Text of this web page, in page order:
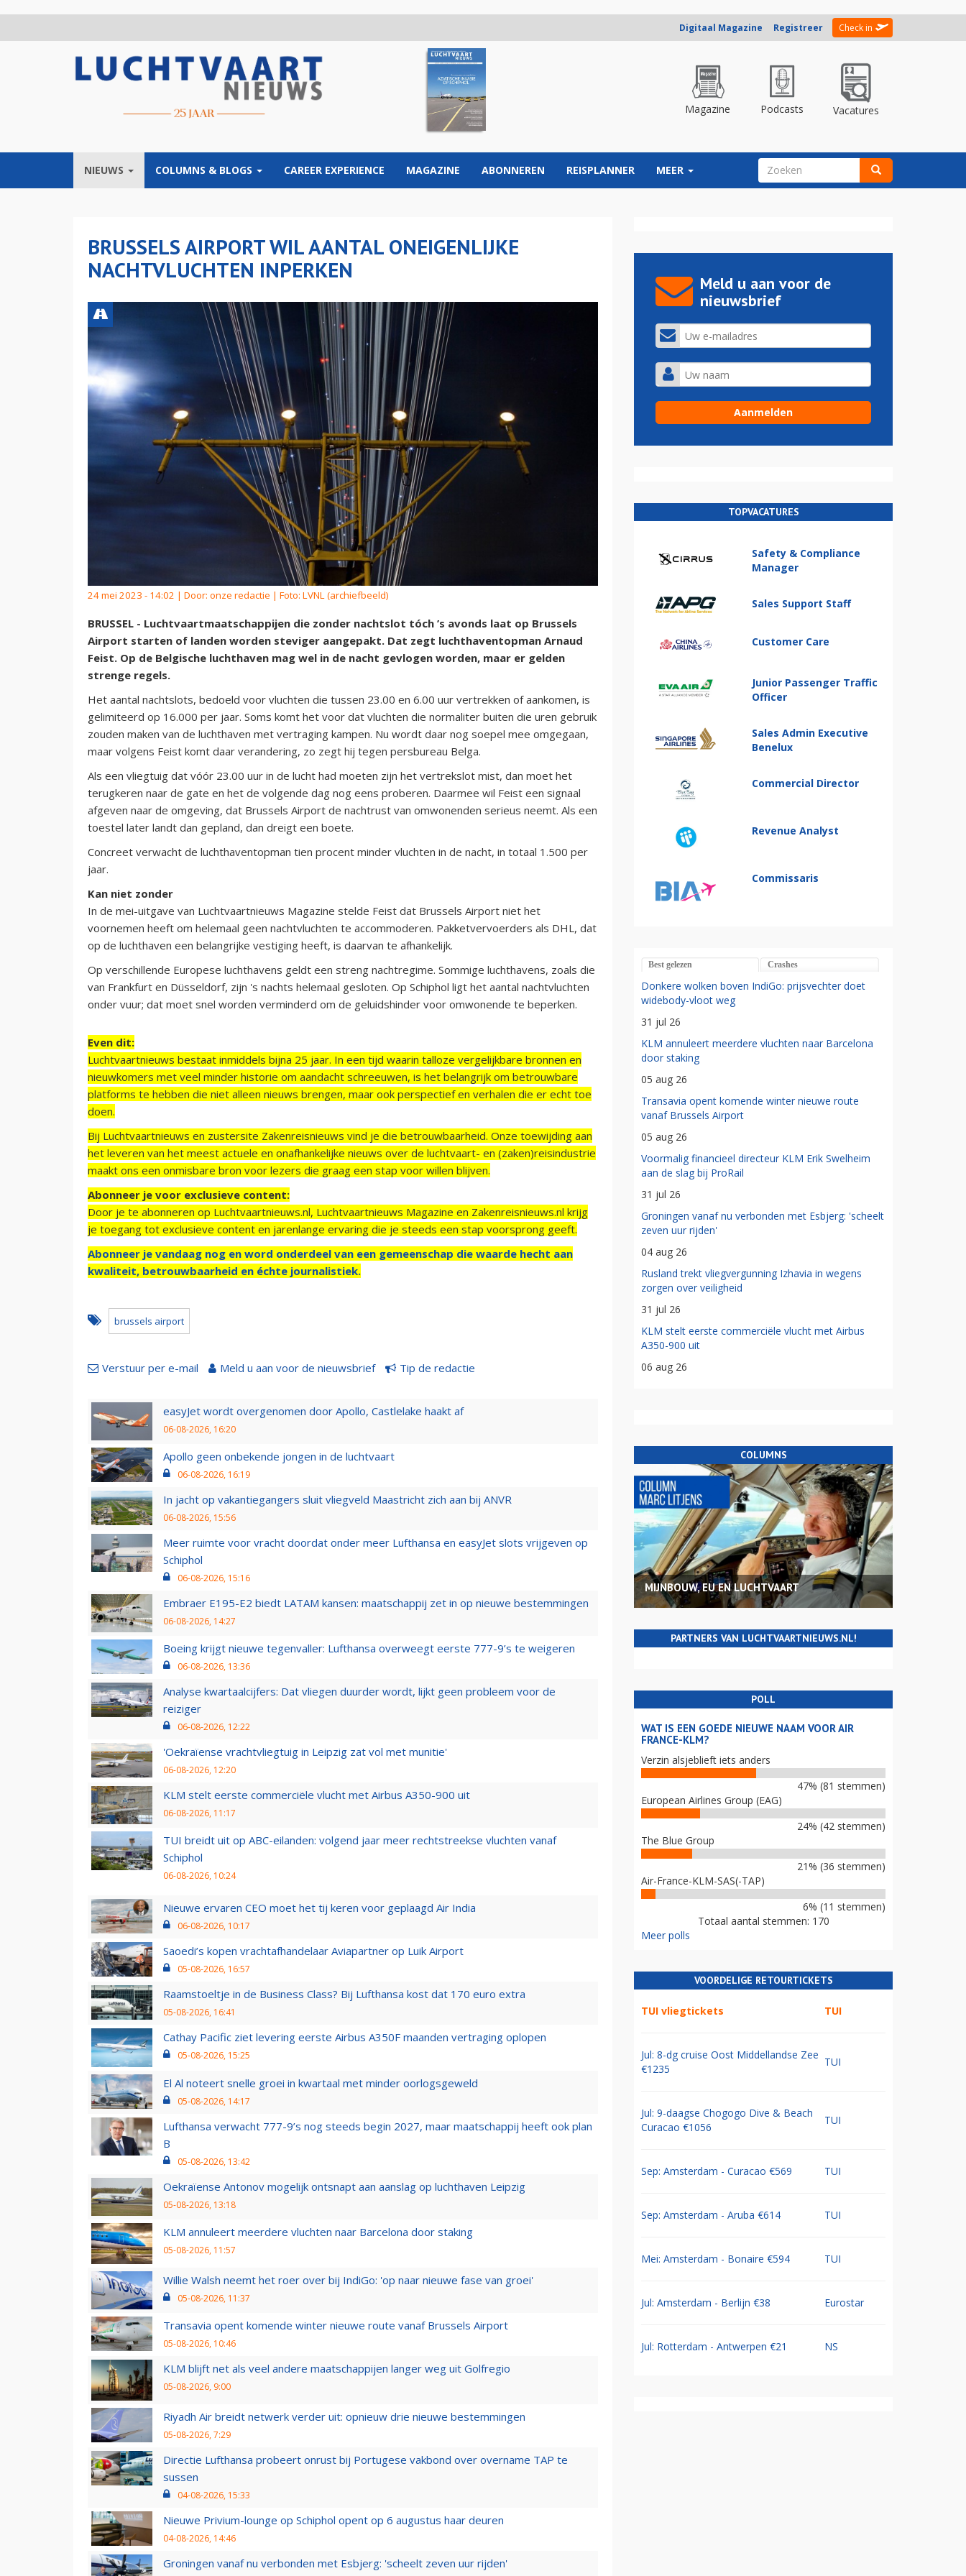
Digitaal Magazine Registreer Check in
Magazine Podcasts Vacatures
NIEUWS COLUMNS & BLOGS CAREER EXPERIENCE MAGAZINE ABONNEREN REISPLANNER MEER ZOEKVELD
BRUSSELS AIRPORT WIL AANTAL ONEIGENLIJKE
NACHTVLUCHTEN INPERKEN
24 mei 2023 - 14:02 | Door: onze redactie | Foto: LVNL (archiefbeeld)
BRUSSEL - Luchtvaartmaatschappijen die zonder nachtslot tóch ’s avonds laat op Brussels
Airport starten of landen worden steviger aangepakt. Dat zegt luchthaventopman Arnaud
Feist. Op de Belgische luchthaven mag wel in de nacht gevlogen worden, maar er gelden
strenge regels.
Het aantal nachtslots, bedoeld voor vluchten die tussen 23.00 en 6.00 uur vertrekken of aankomen, is
gelimiteerd op 16.000 per jaar. Soms komt het voor dat vluchten die normaliter buiten die uren gebruik
zouden maken van de luchthaven met vertraging kampen. Nu wordt daar nog soepel mee omgegaan,
maar volgens Feist komt daar verandering, zo zegt hij tegen persbureau Belga.
Als een vliegtuig dat vóór 23.00 uur in de lucht had moeten zijn het vertrekslot mist, dan moet het
terugkeren naar de gate en het de volgende dag nog eens proberen. Daarmee wil Feist een signaal
afgeven naar de omgeving, dat Brussels Airport de nachtrust van omwonenden serieus neemt. Als een
toestel later landt dan gepland, dan dreigt een boete.
Concreet verwacht de luchthaventopman tien procent minder vluchten in de nacht, in totaal 1.500 per
jaar.
Kan niet zonder
In de mei-uitgave van Luchtvaartnieuws Magazine stelde Feist dat Brussels Airport niet het
voornemen heeft om helemaal geen nachtvluchten te accommoderen. Pakketvervoerders als DHL, dat
op de luchthaven een belangrijke vestiging heeft, is daarvan te afhankelijk.
Op verschillende Europese luchthavens geldt een streng nachtregime. Sommige luchthavens, zoals die
van Frankfurt en Düsseldorf, zijn 's nachts helemaal gesloten. Op Schiphol ligt het aantal nachtvluchten
onder vuur; dat moet snel worden verminderd om de geluidshinder voor omwonende te beperken.
Even dit:
Luchtvaartnieuws bestaat inmiddels bijna 25 jaar. In een tijd waarin talloze vergelijkbare bronnen en
nieuwkomers met veel minder historie om aandacht schreeuwen, is het belangrijk om betrouwbare
platforms te hebben die niet alleen nieuws brengen, maar ook perspectief en verhalen die er echt toe
doen.
Bij Luchtvaartnieuws en zustersite Zakenreisnieuws vind je die betrouwbaarheid. Onze toewijding aan
het leveren van het meest actuele en onafhankelijke nieuws over de luchtvaart- en (zaken)reisindustrie
maakt ons een onmisbare bron voor lezers die graag een stap voor willen blijven.
Abonneer je voor exclusieve content:
Door je te abonneren op Luchtvaartnieuws.nl, Luchtvaartnieuws Magazine en Zakenreisnieuws.nl krijg
je toegang tot exclusieve content en jarenlange ervaring die je steeds een stap voorsprong geeft.
Abonneer je vandaag nog en word onderdeel van een gemeenschap die waarde hecht aan
kwaliteit, betrouwbaarheid en échte journalistiek.
brussels airport
Verstuur per e-mail Meld u aan voor de nieuwsbrief Tip de redactie
easyJet wordt overgenomen door Apollo, Castlelake haakt af
06-08-2026, 16:20
Apollo geen onbekende jongen in de luchtvaart
06-08-2026, 16:19
In jacht op vakantiegangers sluit vliegveld Maastricht zich aan bij ANVR
06-08-2026, 15:56
Meer ruimte voor vracht doordat onder meer Lufthansa en easyJet slots vrijgeven op
Schiphol
06-08-2026, 15:16
Embraer E195-E2 biedt LATAM kansen: maatschappij zet in op nieuwe bestemmingen
06-08-2026, 14:27
Boeing krijgt nieuwe tegenvaller: Lufthansa overweegt eerste 777-9’s te weigeren
06-08-2026, 13:36
Analyse kwartaalcijfers: Dat vliegen duurder wordt, lijkt geen probleem voor de
reiziger
06-08-2026, 12:22
'Oekraïense vrachtvliegtuig in Leipzig zat vol met munitie'
06-08-2026, 12:20
KLM stelt eerste commerciële vlucht met Airbus A350-900 uit
06-08-2026, 11:17
TUI breidt uit op ABC-eilanden: volgend jaar meer rechtstreekse vluchten vanaf
Schiphol
06-08-2026, 10:24
Nieuwe ervaren CEO moet het tij keren voor geplaagd Air India
06-08-2026, 10:17
Saoedi’s kopen vrachtafhandelaar Aviapartner op Luik Airport
05-08-2026, 16:57
Raamstoeltje in de Business Class? Bij Lufthansa kost dat 170 euro extra
05-08-2026, 16:41
Cathay Pacific ziet levering eerste Airbus A350F maanden vertraging oplopen
05-08-2026, 15:25
El Al noteert snelle groei in kwartaal met minder oorlogsgeweld
05-08-2026, 14:17
Lufthansa verwacht 777-9’s nog steeds begin 2027, maar maatschappij heeft ook plan
B
05-08-2026, 13:42
Oekraïense Antonov mogelijk ontsnapt aan aanslag op luchthaven Leipzig
05-08-2026, 13:18
KLM annuleert meerdere vluchten naar Barcelona door staking
05-08-2026, 11:57
Willie Walsh neemt het roer over bij IndiGo: 'op naar nieuwe fase van groei'
05-08-2026, 11:37
Transavia opent komende winter nieuwe route vanaf Brussels Airport
05-08-2026, 10:46
KLM blijft net als veel andere maatschappijen langer weg uit Golfregio
05-08-2026, 9:00
Riyadh Air breidt netwerk verder uit: opnieuw drie nieuwe bestemmingen
05-08-2026, 7:29
Directie Lufthansa probeert onrust bij Portugese vakbond over overname TAP te
sussen
04-08-2026, 15:33
Nieuwe Privium-lounge op Schiphol opent op 6 augustus haar deuren
04-08-2026, 14:46
Groningen vanaf nu verbonden met Esbjerg: 'scheelt zeven uur rijden'
Meld u aan voor de
nieuwsbrief
TOPVACATURES
Safety & Compliance
Manager
Sales Support Staff
Customer Care
Junior Passenger Traffic
Officer
Sales Admin Executive
Benelux
Commercial Director
Revenue Analyst
Commissaris
Best gelezen Crashes
Donkere wolken boven IndiGo: prijsvechter doet
widebody-vloot weg
31 jul 26
KLM annuleert meerdere vluchten naar Barcelona
door staking
05 aug 26
Transavia opent komende winter nieuwe route
vanaf Brussels Airport
05 aug 26
Voormalig financieel directeur KLM Erik Swelheim
aan de slag bij ProRail
31 jul 26
Groningen vanaf nu verbonden met Esbjerg: 'scheelt
zeven uur rijden'
04 aug 26
Rusland trekt vliegvergunning Izhavia in wegens
zorgen over veiligheid
31 jul 26
KLM stelt eerste commerciële vlucht met Airbus
A350-900 uit
06 aug 26
COLUMNS
MIJNBOUW, EU EN LUCHTVAART
PARTNERS VAN LUCHTVAARTNIEUWS.NL!
POLL
WAT IS EEN GOEDE NIEUWE NAAM VOOR AIR
FRANCE-KLM?
Verzin alsjeblieft iets anders
47% (81 stemmen)
European Airlines Group (EAG)
24% (42 stemmen)
The Blue Group
21% (36 stemmen)
Air-France-KLM-SAS(-TAP)
6% (11 stemmen)
Totaal aantal stemmen: 170
Meer polls
VOORDELIGE RETOURTICKETS
TUI vliegtickets TUI
Jul: 8-dg cruise Oost Middellandse Zee
€1235
TUI
Jul: 9-daagse Chogogo Dive & Beach
Curacao €1056
TUI
Sep: Amsterdam - Curacao €569 TUI
Sep: Amsterdam - Aruba €614 TUI
Mei: Amsterdam - Bonaire €594 TUI
Jul: Amsterdam - Berlijn €38 Eurostar
Jul: Rotterdam - Antwerpen €21 NS